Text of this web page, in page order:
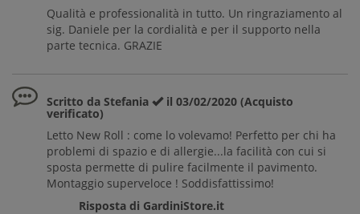
Qualità e professionalità in tutto. Un ringraziamento al
sig. Daniele per la cordialità e per il supporto nella
parte tecnica. GRAZIE
Scritto da Stefania il 03/02/2020 (Acquisto
verificato)
Letto New Roll : come lo volevamo! Perfetto per chi ha
problemi di spazio e di allergie...la facilità con cui si
sposta permette di pulire facilmente il pavimento.
Montaggio superveloce ! Soddisfattissimo!
Risposta di GardiniStore.it